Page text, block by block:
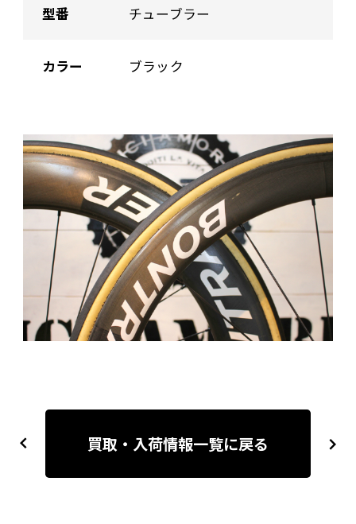
型番 チューブラー
カラー ブラック
稿
previous next
買取・入荷情報一覧に戻る